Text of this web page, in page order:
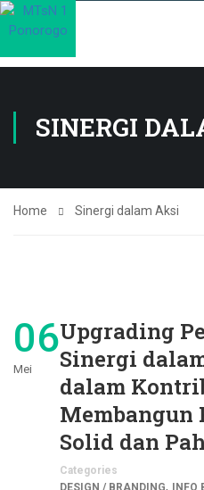
SINERGI
Home Sinergi dalam Aksi
06
Mei
Upgrading
Sinergi
dalam
Membangun
Solid dan
Categories
DESIGN / BRANDING, INFO